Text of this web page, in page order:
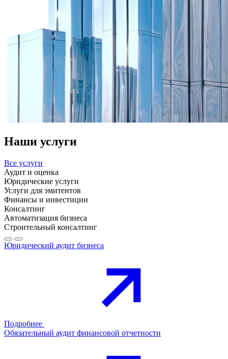
Наши услуги
Все услуги
Аудит и оценка
Юридические услуги
Услуги для эмитентов
Финансы и инвестиции
Консалтинг
Автоматизация бизнеса
Строительный консалтинг
Юридический аудит бизнеса
Подробнее
Обязательный аудит финансовой отчетности